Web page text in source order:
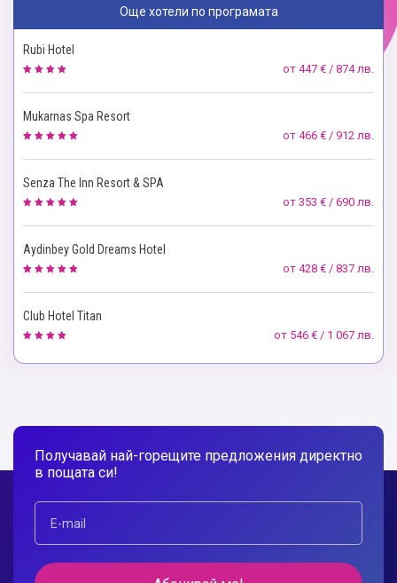
Още хотели по програмата
Rubi Hotel
от 447 € / 874 лв.
Mukarnas Spa Resort
от 466 € / 912 лв.
Senza The Inn Resort & SPA
от 353 € / 690 лв.
Aydinbey Gold Dreams Hotel
от 428 € / 837 лв.
Club Hotel Titan
от 546 € / 1 067 лв.
Получавай най-горещите предложения директно
в пощата си!